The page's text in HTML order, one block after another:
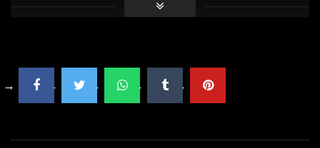
Kulisse für Musik, die zum Träumen einlädt.
Praxis-Tipps: Wie Chillout-Musik